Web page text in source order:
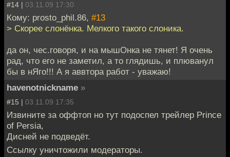
#14 | 03.11.09 17:30
Кому: prosto_phil.86, #13
> Скорее слонёнка. Мелкого такого слоника.
да он, чес.говоря, и на мышОнка не тянет! Я очень
рад, что его не заметил, а то глядишь, и плюванул
бы в нЯго!!! А я аввтора работ - уважаю!
havenotnickname »
#15 | 03.11.09 17:35
Извините за оффтоп но тут подоспел трейлер Prince
of Persia,
Дисней не подведёт.
Ссылку уничтожили модераторы.